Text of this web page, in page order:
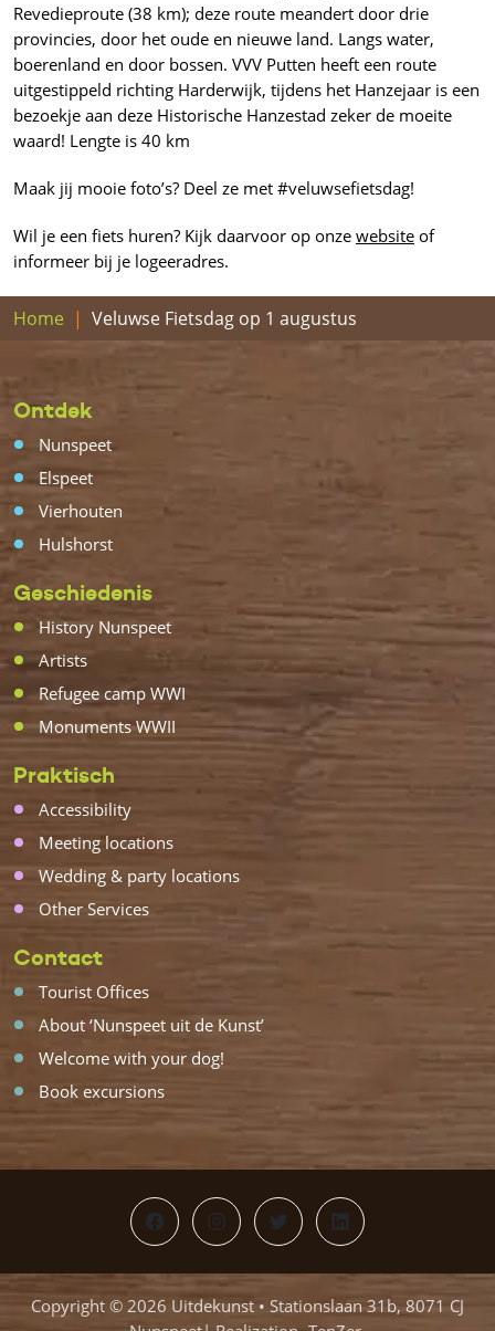
Revedieproute (38 km); deze route meandert door drie
provincies, door het oude en nieuwe land. Langs water,
boerenland en door bossen. VVV Putten heeft een route
uitgestippeld richting Harderwijk, tijdens het Hanzejaar is een
bezoekje aan deze Historische Hanzestad zeker de moeite
waard! Lengte is 40 km
Maak jij mooie foto’s? Deel ze met #veluwsefietsdag!
Wil je een fiets huren? Kijk daarvoor op onze website of
informeer bij je logeeradres.
Home Veluwse Fietsdag op 1 augustus
Ontdek
Nunspeet
Elspeet
Vierhouten
Hulshorst
Geschiedenis
History Nunspeet
Artists
Refugee camp WWI
Monuments WWII
Praktisch
Accessibility
Meeting locations
Wedding & party locations
Other Services
Contact
Tourist Offices
About ‘Nunspeet uit de Kunst’
Welcome with your dog!
Book excursions
FacebookInstagram
TwitterLinkedIn
Copyright © 2026 Uitdekunst • Stationslaan 31b, 8071 CJ